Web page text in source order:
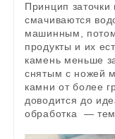
Принцип
смачиваются
машинным,
продукты и их
камень меньше
снятым с ножей
камни от более
доводится до
обработка — тем